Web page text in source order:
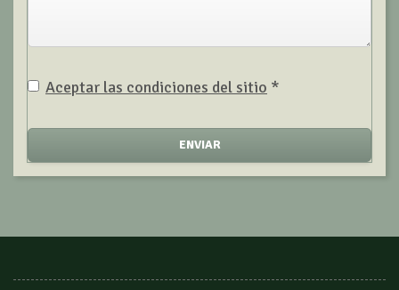
Aviso legal
Aceptar las condiciones del sitio *
ENVIAR